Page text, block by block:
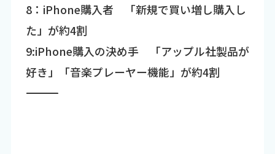
8：iPhone購入者 「新規で買い増し購入し
た」が約4割
9:iPhone購入の決め手 「アップル社製品が
好き」「音楽プレーヤー機能」が約4割
―――――――――――――――――――――――――――――――――――